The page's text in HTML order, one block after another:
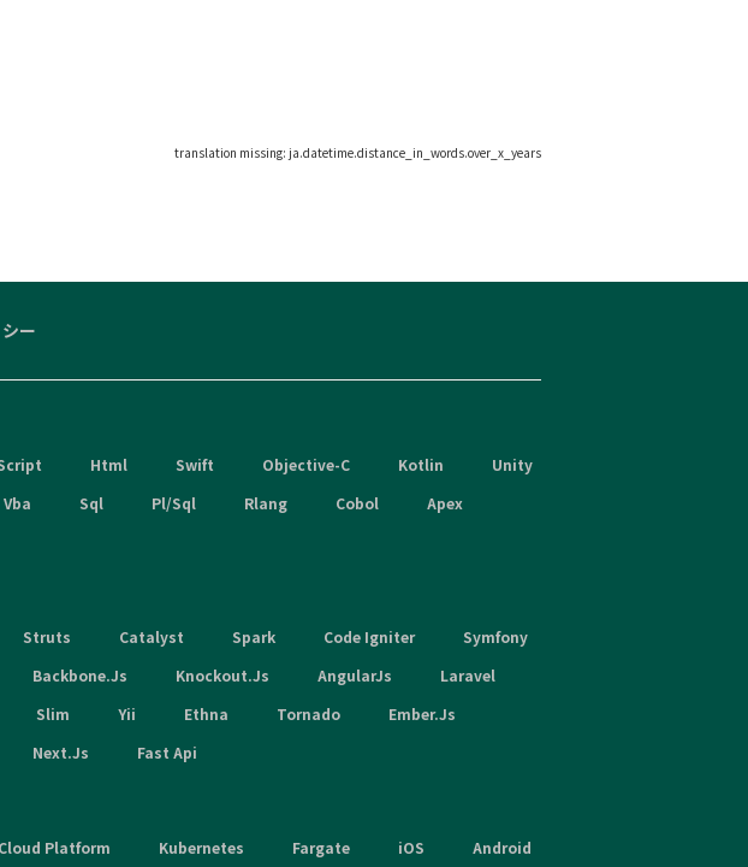
translation missing: ja.datetime.distance_in_words.over_x_years
ー
Html Swift Objective-C Kotlin
Unity
Vba Sql Pl/Sql Rlang Cobol
Apex
Struts Catalyst Spark Code Igniter
Symfony
Backbone.Js Knockout.Js AngularJs
Laravel
Slim Yii Ethna Tornado
Ember.Js
Next.Js Fast Api
Platform Kubernetes Fargate iOS Android